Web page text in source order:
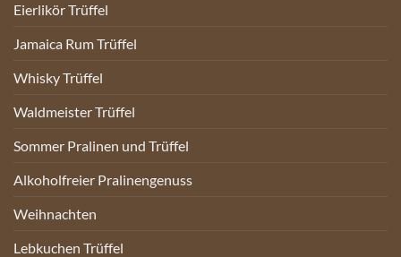
Eierlikör Trüffel
Jamaica Rum Trüffel
Whisky Trüffel
Waldmeister Trüffel
Sommer Pralinen und Trüffel
Alkoholfreier Pralinengenuss
Weihnachten
Lebkuchen Trüffel